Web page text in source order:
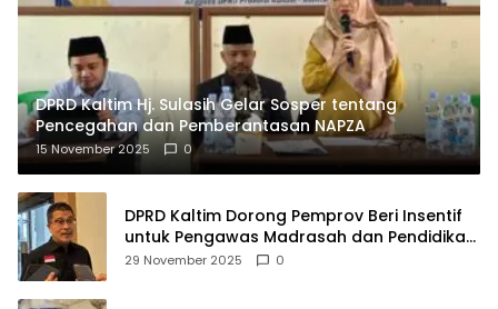
DPRD Kaltim Hj. Sulasih Gelar Sosper tentang
Pencegahan dan Pemberantasan NAPZA
15 November 2025 0
DPRD Kaltim Dorong Pemprov Beri Insentif
untuk Pengawas Madrasah dan Pendidikan
Agama
29 November 2025 0